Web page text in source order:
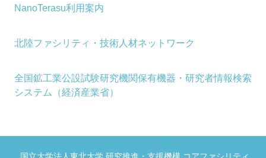
NanoTerasu利用案内
北陸ファシリティ・技術人材ネットワーク
全国鉱工業公設試験研究機関保有機器・研究者情報検索
システム（経済産業省）